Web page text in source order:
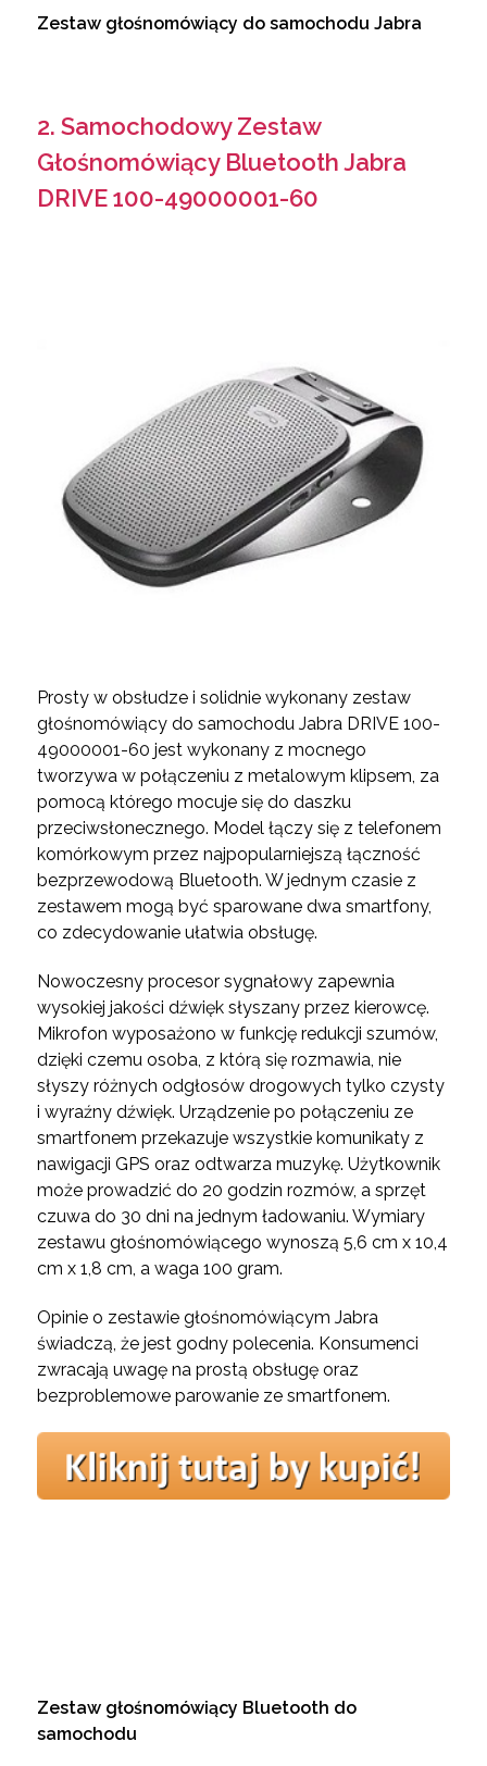
Zestaw głośnomówiący do samochodu Jabra
2. Samochodowy Zestaw
Głośnomówiący Bluetooth Jabra
DRIVE 100-49000001-60
Prosty w obsłudze i solidnie wykonany zestaw
głośnomówiący do samochodu Jabra DRIVE 100-
49000001-60 jest wykonany z mocnego
tworzywa w połączeniu z metalowym klipsem, za
pomocą którego mocuje się do daszku
przeciwsłonecznego. Model łączy się z telefonem
komórkowym przez najpopularniejszą łączność
bezprzewodową Bluetooth. W jednym czasie z
zestawem mogą być sparowane dwa smartfony,
co zdecydowanie ułatwia obsługę.
Nowoczesny procesor sygnałowy zapewnia
wysokiej jakości dźwięk słyszany przez kierowcę.
Mikrofon wyposażono w funkcję redukcji szumów,
dzięki czemu osoba, z którą się rozmawia, nie
słyszy różnych odgłosów drogowych tylko czysty
i wyraźny dźwięk. Urządzenie po połączeniu ze
smartfonem przekazuje wszystkie komunikaty z
nawigacji GPS oraz odtwarza muzykę. Użytkownik
może prowadzić do 20 godzin rozmów, a sprzęt
czuwa do 30 dni na jednym ładowaniu. Wymiary
zestawu głośnomówiącego wynoszą 5,6 cm x 10,4
cm x 1,8 cm, a waga 100 gram.
Opinie o zestawie głośnomówiącym Jabra
świadczą, że jest godny polecenia. Konsumenci
zwracają uwagę na prostą obsługę oraz
bezproblemowe parowanie ze smartfonem.
Zestaw głośnomówiący Bluetooth do
samochodu